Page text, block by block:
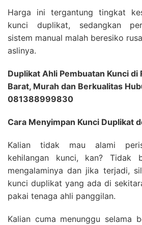
Harga ini tergantung tingkat
kunci duplikat, sedangkan
sistem manual malah beresiko
aslinya.
Duplikat Ahli Pembuatan Kunci di
Barat, Murah dan Berkualitas
081388999830
Cara Menyimpan Kunci Duplikat
Kalian tidak mau alami
kehilangan kunci, kan? Tidak
mengalaminya dan jika terjadi,
kunci duplikat yang ada di
pakai tenaga ahli panggilan.
Kalian cuma menunggu selama